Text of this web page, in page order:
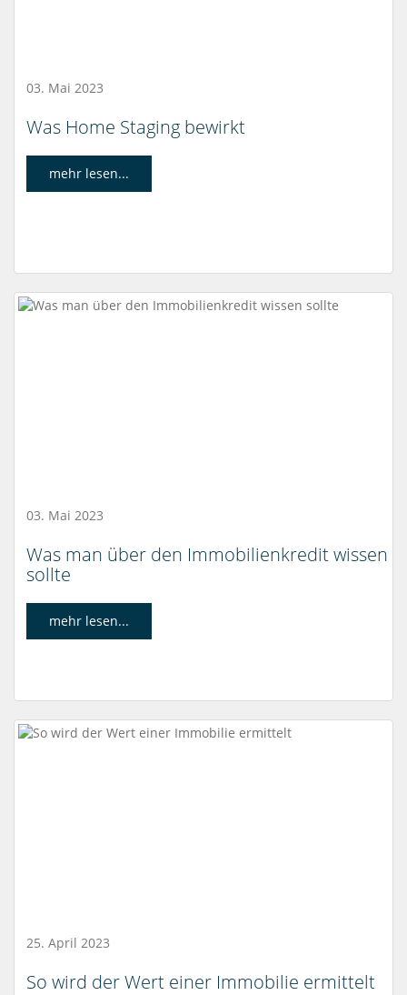
03. Mai 2023
Was Home Staging bewirkt
mehr lesen...
03. Mai 2023
Was man über den Immobilienkredit wissen
sollte
mehr lesen...
25. April 2023
So wird der Wert einer Immobilie ermittelt